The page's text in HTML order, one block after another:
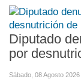
Diputado
por
Sábado, 08 Agosto 2026